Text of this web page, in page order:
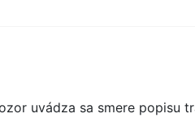
uvádza sa smere popisu